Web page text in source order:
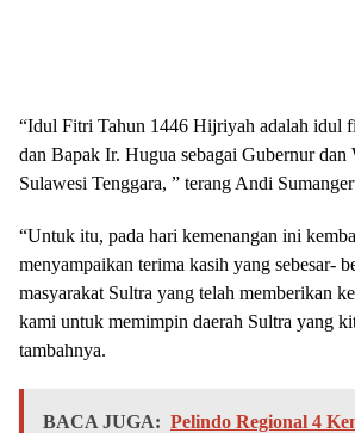
“Idul Fitri Tahun 1446 Hijriyah adalah idul
dan Bapak Ir. Hugua sebagai Gubernur
Sulawesi Tenggara, ” terang Andi
“Untuk itu, pada hari kemenangan ini
menyampaikan terima kasih yang sebesar-
masyarakat Sultra yang telah memberikan
kami untuk memimpin daerah Sultra yang
tambahnya.
BACA JUGA: Pelindo Regional 4